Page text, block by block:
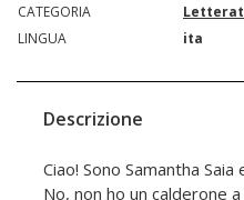
CATEGORIA
LINGUA
ita
Descrizione
Ciao! Sono Samantha
No, non ho un calderone